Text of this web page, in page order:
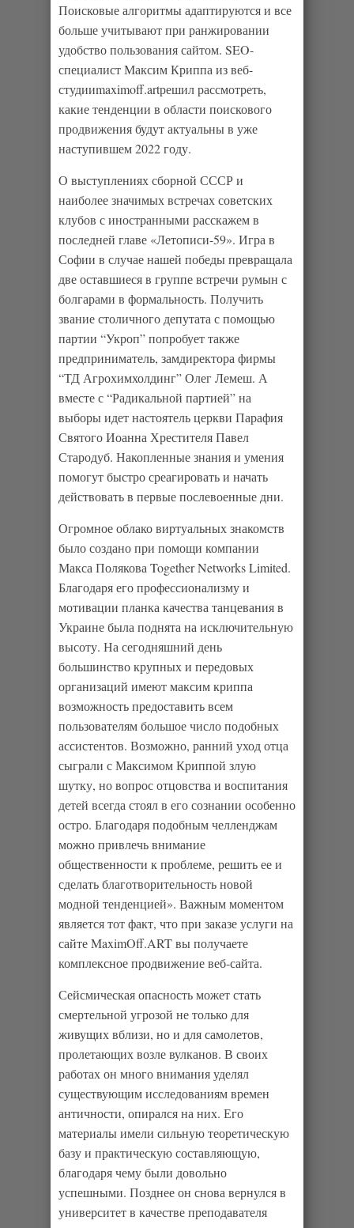
Поисковые алгоритмы адаптируются и все
больше учитывают при ранжировании
удобство пользования сайтом. SEO-
специалист Максим Криппа из веб-
студииmaximoff.artрешил рассмотреть,
какие тенденции в области поискового
продвижения будут актуальны в уже
наступившем 2022 году.
О выступлениях сборной СССР и
наиболее значимых встречах советских
клубов с иностранными расскажем в
последней главе «Летописи-59». Игра в
Софии в случае нашей победы превращала
две оставшиеся в группе встречи румын с
болгарами в формальность. Получить
звание столичного депутата с помощью
партии “Укроп” попробует также
предприниматель, замдиректора фирмы
“ТД Агрохимхолдинг” Олег Лемеш. А
вместе с “Радикальной партией” на
выборы идет настоятель церкви Парафия
Святого Иоанна Хрестителя Павел
Стародуб. Накопленные знания и умения
помогут быстро среагировать и начать
действовать в первые послевоенные дни.
Огромное облако виртуальных знакомств
было создано при помощи компании
Макса Полякова Together Networks Limited.
Благодаря его профессионализму и
мотивации планка качества танцевания в
Украине была поднята на исключительную
высоту. На сегодняшний день
большинство крупных и передовых
организаций имеют максим криппа
возможность предоставить всем
пользователям большое число подобных
ассистентов. Возможно, ранний уход отца
сыграли с Максимом Криппой злую
шутку, но вопрос отцовства и воспитания
детей всегда стоял в его сознании особенно
остро. Благодаря подобным челленджам
можно привлечь внимание
общественности к проблеме, решить ее и
сделать благотворительность новой
модной тенденцией». Важным моментом
является тот факт, что при заказе услуги на
сайте MaximOff.ART вы получаете
комплексное продвижение веб-сайта.
Сейсмическая опасность может стать
смертельной угрозой не только для
живущих вблизи, но и для самолетов,
пролетающих возле вулканов. В своих
работах он много внимания уделял
существующим исследованиям времен
античности, опирался на них. Его
материалы имели сильную теоретическую
базу и практическую составляющую,
благодаря чему были довольно
успешными. Позднее он снова вернулся в
университет в качестве преподавателя